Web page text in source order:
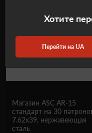
Магазин ASC AR-15
стандарт на 30
7.62x39, нержавеющая
сталь
Хотите
Перейти на UA